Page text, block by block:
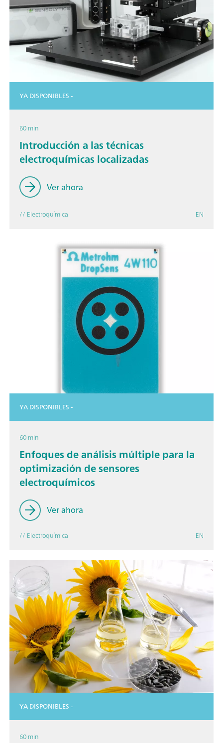
YA DISPONIBLES -
60 min
Introducción a las técnicas
electroquímicas localizadas
Ver ahora
// Electroquímica EN
YA DISPONIBLES -
60 min
Enfoques de análisis múltiple para la
optimización de sensores
electroquímicos
Ver ahora
// Electroquímica EN
YA DISPONIBLES -
60 min